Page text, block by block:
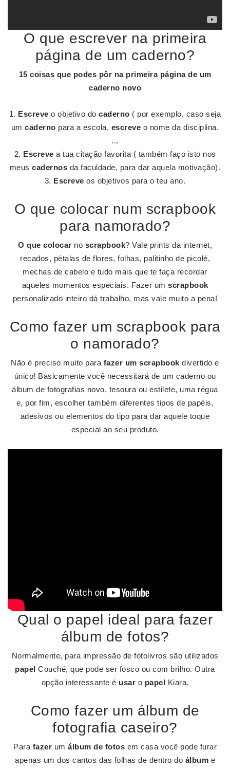
O que escrever na primeira
página de um caderno?
15 coisas que podes pôr na primeira páginade um
caderno novo
Escreve o objetivo docaderno ( por exemplo, caso seja
umcaderno para a escola, escreve o nome da disciplina.
...
Escreve a tua citação favorita ( também faço isto nos
meuscadernos da faculdade, para dar aquela motivação).
Escreve os objetivos para o teu ano.
O que colocar num scrapbook
para namorado?
O que colocar no scrapbook? Vale prints da internet,
recados, pétalas de flores, folhas, palitinho de picolé,
mechas de cabelo e tudo mais que te faça recordar
aqueles momentos especiais. Fazer um scrapbook
personalizado inteiro dá trabalho, mas vale muito a pena!
Como fazer um scrapbook para
o namorado?
Não é preciso muito para fazer um scrapbook divertido e
único! Basicamente você necessitará de um caderno ou
álbum de fotografias novo, tesoura ou estilete, uma régua
e, por fim, escolher também diferentes tipos de papéis,
adesivos ou elementos do tipo para dar aquele toque
especial ao seu produto.
Qual o papel ideal para fazer
álbum de fotos?
Normalmente, para impressão de fotolivros são utilizados
papel Couché, que pode ser fosco ou com brilho. Outra
opção interessante é usar o papel Kiara.
Como fazer um álbum de
fotografia caseiro?
Para fazer um álbum de fotos em casa você pode furar
apenas um dos cantos das folhas de dentro do álbum e